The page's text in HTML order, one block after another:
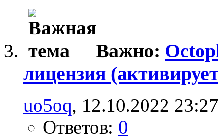
Важно:
лицензия
uo5oq, 12.10.2022 23:27
Ответов: 0